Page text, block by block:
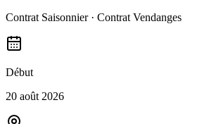
Contrat Saisonnier · Contrat Vendanges
Début
20 août 2026